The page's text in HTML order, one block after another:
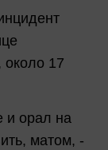
около 17
и орал на
матом, -